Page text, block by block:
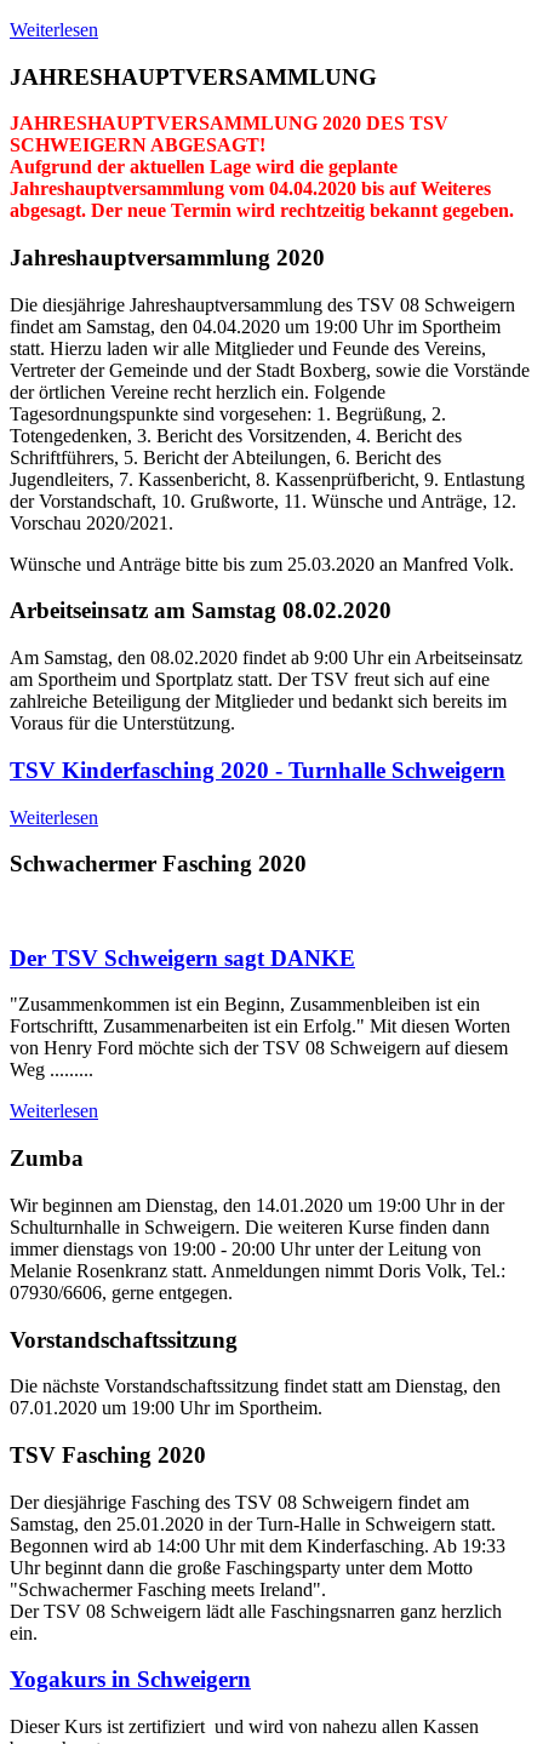
Weiterlesen
JAHRESHAUPTVERSAMMLUNG
JAHRESHAUPTVERSAMMLUNG 2020 DES TSV
SCHWEIGERN ABGESAGT!
Aufgrund der aktuellen Lage wird die geplante
Jahreshauptversammlung vom 04.04.2020 bis auf Weiteres
abgesagt. Der neue Termin wird rechtzeitig bekannt gegeben.
Jahreshauptversammlung 2020
Die diesjährige Jahreshauptversammlung des TSV 08 Schweigern
findet am Samstag, den 04.04.2020 um 19:00 Uhr im Sportheim
statt. Hierzu laden wir alle Mitglieder und Feunde des Vereins,
Vertreter der Gemeinde und der Stadt Boxberg, sowie die Vorstände
der örtlichen Vereine recht herzlich ein. Folgende
Tagesordnungspunkte sind vorgesehen: 1. Begrüßung, 2.
Totengedenken, 3. Bericht des Vorsitzenden, 4. Bericht des
Schriftführers, 5. Bericht der Abteilungen, 6. Bericht des
Jugendleiters, 7. Kassenbericht, 8. Kassenprüfbericht, 9. Entlastung
der Vorstandschaft, 10. Grußworte, 11. Wünsche und Anträge, 12.
Vorschau 2020/2021.
Wünsche und Anträge bitte bis zum 25.03.2020 an Manfred Volk.
Arbeitseinsatz am Samstag 08.02.2020
Am Samstag, den 08.02.2020 findet ab 9:00 Uhr ein Arbeitseinsatz
am Sportheim und Sportplatz statt. Der TSV freut sich auf eine
zahlreiche Beteiligung der Mitglieder und bedankt sich bereits im
Voraus für die Unterstützung.
TSV Kinderfasching 2020 - Turnhalle Schweigern
Weiterlesen
Schwachermer Fasching 2020
Der TSV Schweigern sagt DANKE
"Zusammenkommen ist ein Beginn, Zusammenbleiben ist ein
Fortschriftt, Zusammenarbeiten ist ein Erfolg." Mit diesen Worten
von Henry Ford möchte sich der TSV 08 Schweigern auf diesem
Weg .........
Weiterlesen
Zumba
Wir beginnen am Dienstag, den 14.01.2020 um 19:00 Uhr in der
Schulturnhalle in Schweigern. Die weiteren Kurse finden dann
immer dienstags von 19:00 - 20:00 Uhr unter der Leitung von
Melanie Rosenkranz statt. Anmeldungen nimmt Doris Volk, Tel.:
07930/6606, gerne entgegen.
Vorstandschaftssitzung
Die nächste Vorstandschaftssitzung findet statt am Dienstag, den
07.01.2020 um 19:00 Uhr im Sportheim.
TSV Fasching 2020
Der diesjährige Fasching des TSV 08 Schweigern findet am
Samstag, den 25.01.2020 in der Turn-Halle in Schweigern statt.
Begonnen wird ab 14:00 Uhr mit dem Kinderfasching. Ab 19:33
Uhr beginnt dann die große Faschingsparty unter dem Motto
"Schwachermer Fasching meets Ireland".
Der TSV 08 Schweigern lädt alle Faschingsnarren ganz herzlich
ein.
Yogakurs in Schweigern
Dieser Kurs ist zertifiziert und wird von nahezu allen Kassen